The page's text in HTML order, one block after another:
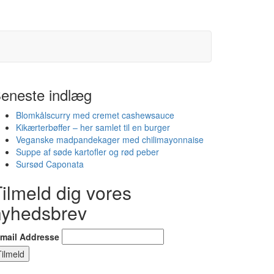
indlæg
Blomkålscurry med cremet cashewsauce
Kikærterbøffer – her samlet til en burger
Veganske madpandekager med chilimayonnaise
Suppe af søde kartofler og rød peber
Sursød Caponata
dig vores
Addresse